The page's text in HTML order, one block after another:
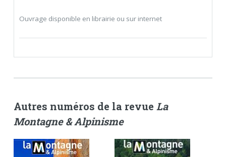
Ouvrage disponible en librairie ou sur internet
Autres numéros de la revue La
Montagne & Alpinisme